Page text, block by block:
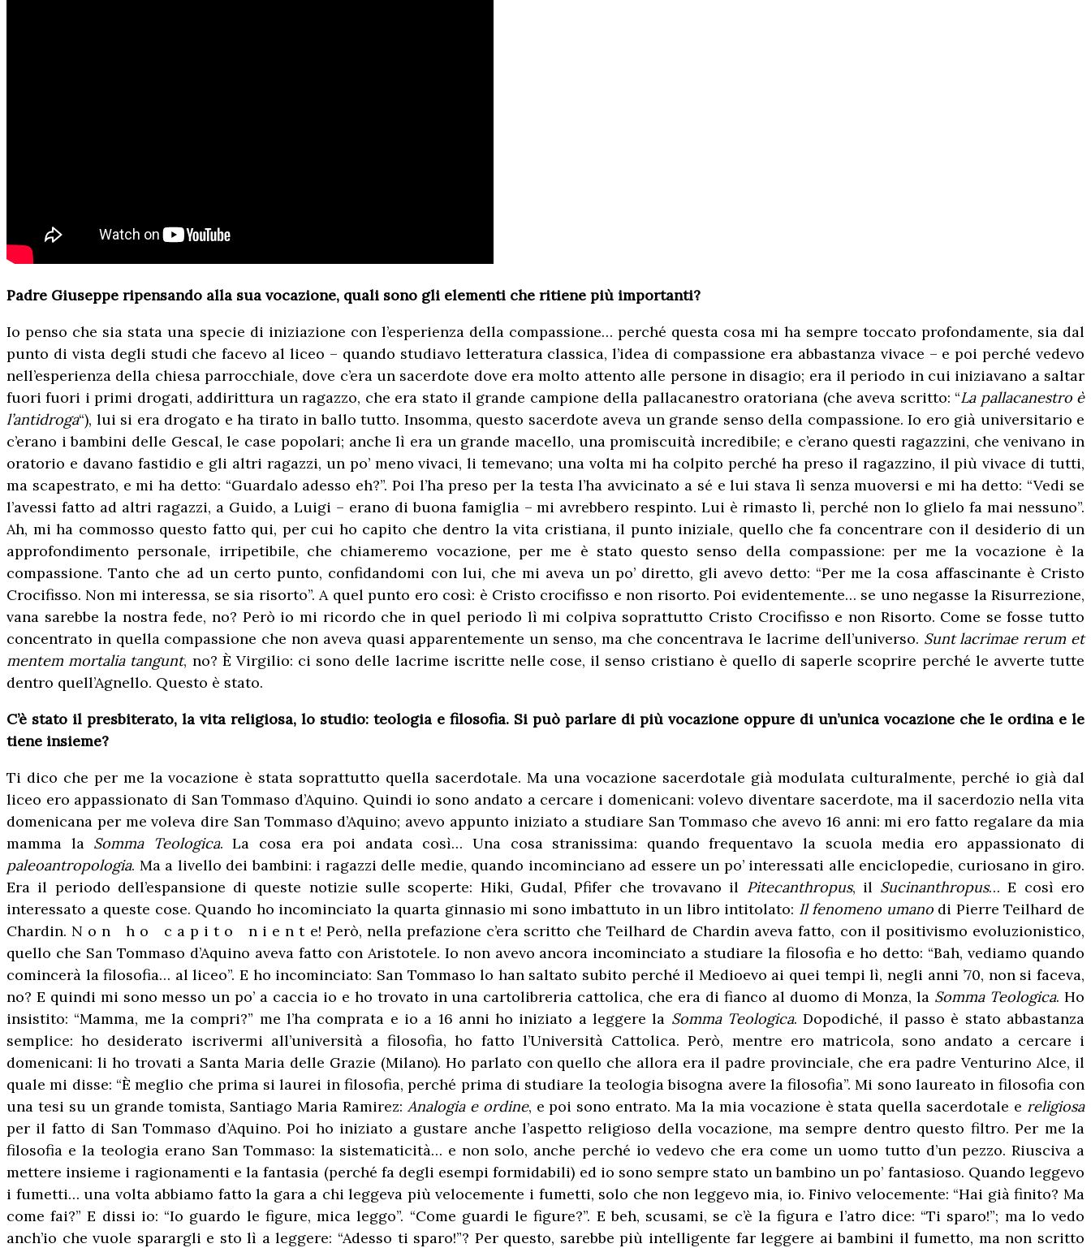
Padre Giuseppe ripensando alla sua vocazione, quali sono gli elementi che ritiene più importanti?
Io penso che sia stata una specie di iniziazione con l’esperienza della compassione… perché questa cosa mi ha sempre toccato profondamente, sia dal
punto di vista degli studi che facevo al liceo – quando studiavo letteratura classica, l’idea di compassione era abbastanza vivace – e poi perché vedevo
nell’esperienza della chiesa parrocchiale, dove c’era un sacerdote dove era molto attento alle persone in disagio; era il periodo in cui iniziavano a saltar
fuori fuori i primi drogati, addirittura un ragazzo, che era stato il grande campione della pallacanestro oratoriana (che aveva scritto: “La pallacanestro è
l’antidroga“), lui si era drogato e ha tirato in ballo tutto. Insomma, questo sacerdote aveva un grande senso della compassione. Io ero già universitario e
c’erano i bambini delle Gescal, le case popolari; anche lì era un grande macello, una promiscuità incredibile; e c’erano questi ragazzini, che venivano in
oratorio e davano fastidio e gli altri ragazzi, un po’ meno vivaci, li temevano; una volta mi ha colpito perché ha preso il ragazzino, il più vivace di tutti,
ma scapestrato, e mi ha detto: “Guardalo adesso eh?”. Poi l’ha preso per la testa l’ha avvicinato a sé e lui stava lì senza muoversi e mi ha detto: “Vedi se
l’avessi fatto ad altri ragazzi, a Guido, a Luigi – erano di buona famiglia – mi avrebbero respinto. Lui è rimasto lì, perché non lo glielo fa mai nessuno”.
Ah, mi ha commosso questo fatto qui, per cui ho capito che dentro la vita cristiana, il punto iniziale, quello che fa concentrare con il desiderio di un
approfondimento personale, irripetibile, che chiameremo vocazione, per me è stato questo senso della compassione: per me la vocazione è la
compassione. Tanto che ad un certo punto, confidandomi con lui, che mi aveva un po’ diretto, gli avevo detto: “Per me la cosa affascinante è Cristo
Crocifisso. Non mi interessa, se sia risorto”. A quel punto ero così: è Cristo crocifisso e non risorto. Poi evidentemente… se uno negasse la Risurrezione,
vana sarebbe la nostra fede, no? Però io mi ricordo che in quel periodo lì mi colpiva soprattutto Cristo Crocifisso e non Risorto. Come se fosse tutto
concentrato in quella compassione che non aveva quasi apparentemente un senso, ma che concentrava le lacrime dell’universo. Sunt lacrimae rerum et
mentem mortalia tangunt, no? È Virgilio: ci sono delle lacrime iscritte nelle cose, il senso cristiano è quello di saperle scoprire perché le avverte tutte
dentro quell’Agnello. Questo è stato.
C’è stato il presbiterato, la vita religiosa, lo studio: teologia e filosofia. Si può parlare di più vocazione oppure di un’unica vocazione che le ordina e le
tiene insieme?
Ti dico che per me la vocazione è stata soprattutto quella sacerdotale. Ma una vocazione sacerdotale già modulata culturalmente, perché io già dal
liceo ero appassionato di San Tommaso d’Aquino. Quindi io sono andato a cercare i domenicani: volevo diventare sacerdote, ma il sacerdozio nella vita
domenicana per me voleva dire San Tommaso d’Aquino; avevo appunto iniziato a studiare San Tommaso che avevo 16 anni: mi ero fatto regalare da mia
mamma la Somma Teologica. La cosa era poi andata così… Una cosa stranissima: quando frequentavo la scuola media ero appassionato di
paleoantropologia. Ma a livello dei bambini: i ragazzi delle medie, quando incominciano ad essere un po’ interessati alle enciclopedie, curiosano in giro.
Era il periodo dell’espansione di queste notizie sulle scoperte: Hiki, Gudal, Pfifer che trovavano il Pitecanthropus, il Sucinanthropus… E così ero
interessato a queste cose. Quando ho incominciato la quarta ginnasio mi sono imbattuto in un libro intitolato: Il fenomeno umanodi Pierre Teilhard de
Chardin. N o n h o c a p i t o n i e n t e! Però, nella prefazione c’era scritto che Teilhard de Chardin aveva fatto, con il positivismo evoluzionistico,
quello che San Tommaso d’Aquino aveva fatto con Aristotele. Io non avevo ancora incominciato a studiare la filosofia e ho detto: “Bah, vediamo quando
comincerà la filosofia… al liceo”. E ho incominciato: San Tommaso lo han saltato subito perché il Medioevo ai quei tempi lì, negli anni ’70, non si faceva,
no? E quindi mi sono messo un po’ a caccia io e ho trovato in una cartolibreria cattolica, che era di fianco al duomo di Monza, la Somma Teologica. Ho
insistito: “Mamma, me la compri?” me l’ha comprata e io a 16 anni ho iniziato a leggere la Somma Teologica. Dopodiché, il passo è stato abbastanza
semplice: ho desiderato iscrivermi all’università a filosofia, ho fatto l’Università Cattolica. Però, mentre ero matricola, sono andato a cercare i
domenicani: li ho trovati a Santa Maria delle Grazie (Milano). Ho parlato con quello che allora era il padre provinciale, che era padre Venturino Alce, il
quale mi disse: “È meglio che prima si laurei in filosofia, perché prima di studiare la teologia bisogna avere la filosofia”. Mi sono laureato in filosofia con
una tesi su un grande tomista, Santiago Maria Ramirez: Analogia e ordine, e poi sono entrato. Ma la mia vocazione è stata quella sacerdotale e religiosa
per il fatto di San Tommaso d’Aquino. Poi ho iniziato a gustare anche l’aspetto religioso della vocazione, ma sempre dentro questo filtro. Per me la
filosofia e la teologia erano San Tommaso: la sistematicità… e non solo, anche perché io vedevo che era come un uomo tutto d’un pezzo. Riusciva a
mettere insieme i ragionamenti e la fantasia (perché fa degli esempi formidabili) ed io sono sempre stato un bambino un po’ fantasioso. Quando leggevo
i fumetti… una volta abbiamo fatto la gara a chi leggeva più velocemente i fumetti, solo che non leggevo mia, io. Finivo velocemente: “Hai già finito? Ma
come fai?” E dissi io: “Io guardo le figure, mica leggo”. “Come guardi le figure?”. E beh, scusami, se c’è la figura e l’atro dice: “Ti sparo!”; ma lo vedo
anch’io che vuole sparargli e sto lì a leggere: “Adesso ti sparo!”? Per questo, sarebbe più intelligente far leggere ai bambini il fumetto, ma non scritto